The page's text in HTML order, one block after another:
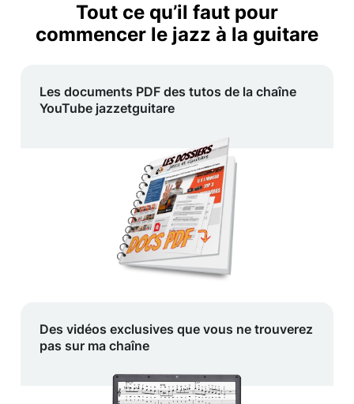
Tout ce qu’il faut pour
commencer le jazz à la guitare
Les documents PDF des tutos de la chaîne
YouTube jazzetguitare
Des vidéos exclusives que vous ne trouverez
pas sur ma chaîne